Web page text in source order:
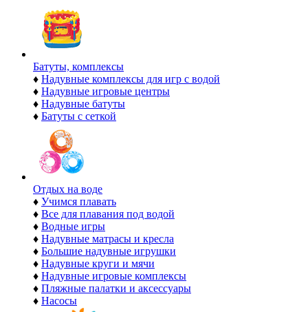
Батуты, комплексы
♦ Надувные комплексы для игр с водой
♦ Надувные игровые центры
♦ Надувные батуты
♦ Батуты с сеткой
Отдых на воде
♦ Учимся плавать
♦ Все для плавания под водой
♦ Водные игры
♦ Надувные матрасы и кресла
♦ Большие надувные игрушки
♦ Надувные круги и мячи
♦ Надувные игровые комплексы
♦ Пляжные палатки и аксессуары
♦ Насосы